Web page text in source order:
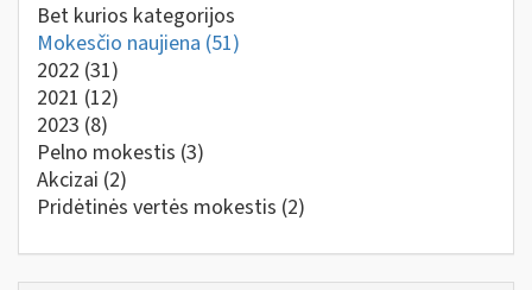
Bet kurios kategorijos
Mokesčio naujiena (51)
2022 (31)
2021 (12)
2023 (8)
Pelno mokestis (3)
Akcizai (2)
Pridėtinės vertės mokestis (2)